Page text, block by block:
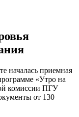
началась приемная
«Утро на
комиссии ПГУ
от 130